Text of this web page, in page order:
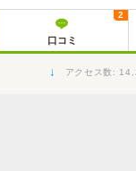
口コミ
2
↓ アクセス数: